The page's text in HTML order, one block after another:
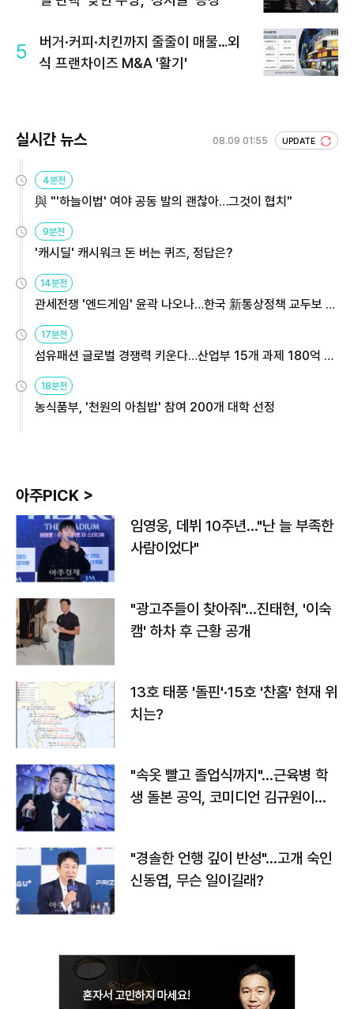
5
버거·커피·치킨까지 줄줄이 매물…외
식 프랜차이즈 M&A '활기'
실시간 뉴스 08.09 01:55 UPDATE
4분전
與 "'하늘이법' 여야 공동 발의 괜찮아…그것이 협치"
9분전
'캐시딜' 캐시워크 돈 버는 퀴즈, 정답은?
14분전
관세전쟁 '엔드게임' 윤곽 나오나…한국 新통상정책 교두보 활
용해야
17분전
섬유패션 글로벌 경쟁력 키운다…산업부 15개 과제 180억 지
원
18분전
농식품부, '천원의 아침밥' 참여 200개 대학 선정
아주PICK >
임영웅, 데뷔 10주년…"난 늘 부족한
사람이었다"
"광고주들이 찾아줘"…진태현, '이숙
캠' 하차 후 근황 공개
13호 태풍 '돌핀'·15호 '찬홈' 현재 위
치는?
"속옷 빨고 졸업식까지"…근육병 학
생 돌본 공익, 코미디언 김규원이었
"경솔한 언행 깊이 반성"…고개 숙인
신동엽, 무슨 일이길래?